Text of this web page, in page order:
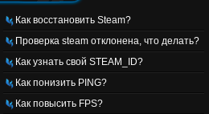
Как восстановить Steam?
Проверка steam отклонена, что делать?
Как узнать свой STEAM_ID?
Как понизить PING?
Как повысить FPS?